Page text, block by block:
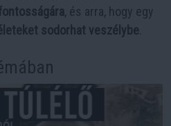
, és arra, hogy egy
sodorhat veszélybe